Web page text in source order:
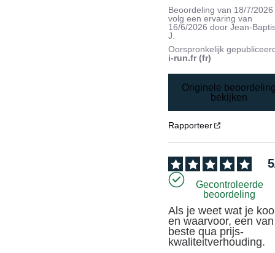
Beoordeling van 18/7/2026
volg een ervaring van
16/6/2026 doorJean-
J.
Oorspronkelijk
i-run.fr (fr)
Originele
bekijken
Rapporteer
5
Gecontroleerde
beoordeling
Als je weet wat je
en waarvoor, een
beste qua prijs-
kwaliteitverhouding.